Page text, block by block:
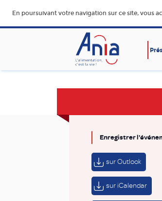
En poursuivant votre navigation sur ce site, vous
Enregistrer
sur Outlook
sur iCalendar